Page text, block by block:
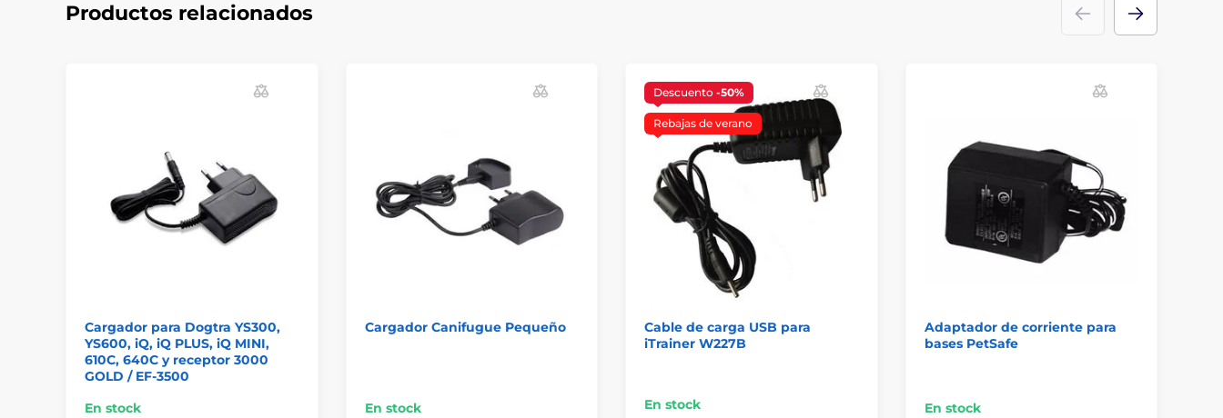
Productos relacionados
Cargador para Dogtra YS300,
YS600, iQ, iQ PLUS, iQ MINI,
610C, 640C y receptor 3000
GOLD / EF-3500
En stock
Cargador Canifugue Pequeño
En stock
Descuento -50%
Rebajas de verano
Cable de carga USB para
iTrainer W227B
En stock
Adaptador de corriente para
bases PetSafe
En stock